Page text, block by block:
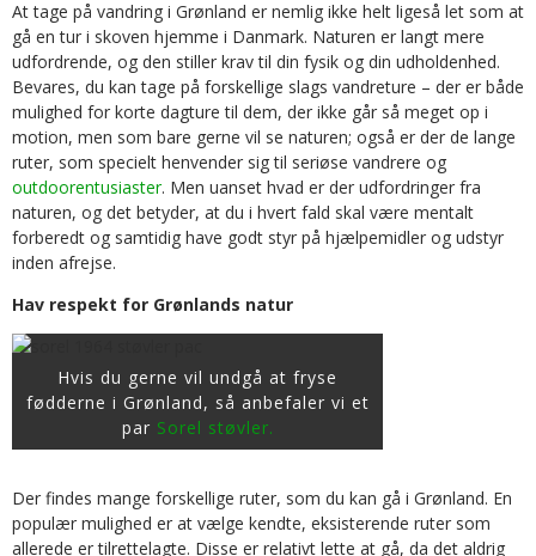
At tage på vandring i Grønland er nemlig ikke helt ligeså let som at
gå en tur i skoven hjemme i Danmark. Naturen er langt mere
udfordrende, og den stiller krav til din fysik og din udholdenhed.
Bevares, du kan tage på forskellige slags vandreture – der er både
mulighed for korte dagture til dem, der ikke går så meget op i
motion, men som bare gerne vil se naturen; også er der de lange
ruter, som specielt henvender sig til seriøse vandrere og
outdoorentusiaster. Men uanset hvad er der udfordringer fra
naturen, og det betyder, at du i hvert fald skal være mentalt
forberedt og samtidig have godt styr på hjælpemidler og udstyr
inden afrejse.
Hav respekt for Grønlands natur
Hvis du gerne vil undgå at fryse
fødderne i Grønland, så anbefaler vi et
par Sorel støvler.
Der findes mange forskellige ruter, som du kan gå i Grønland. En
populær mulighed er at vælge kendte, eksisterende ruter som
allerede er tilrettelagte. Disse er relativt lette at gå, da det aldrig